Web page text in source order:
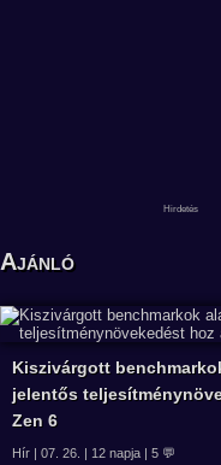
Ajánló
Kiszivárgott
jelentős
Zen 6
Hír | 07. 26. | 12 napja | 5 💬